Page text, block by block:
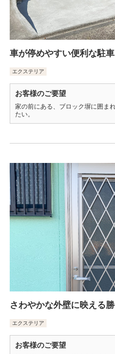
車が停めやすい便利な駐
エクステリア
お客様のご要望
家の前にある、ブロック塀に囲ま
たい。
さわやかな外壁に映える
エクステリア
お客様のご要望